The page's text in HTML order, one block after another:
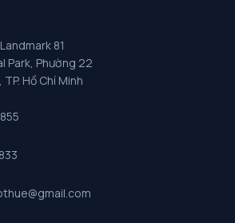
81
Park, Phường 22
Hồ Chí Minh